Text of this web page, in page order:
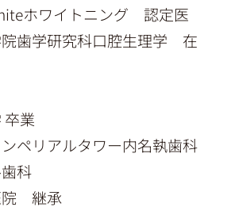
ホワイトニング 認定医
歯学研究科口腔生理学 在
卒業
ペリアルタワー内名執歯科
科
継承